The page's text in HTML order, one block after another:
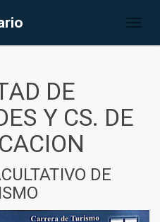
DE
Y CS. DE
DE